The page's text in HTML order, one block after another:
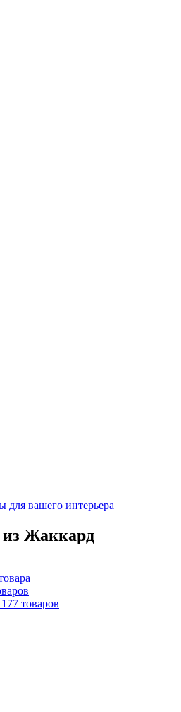
для вашего интерьера
из Жаккард
177 товаров